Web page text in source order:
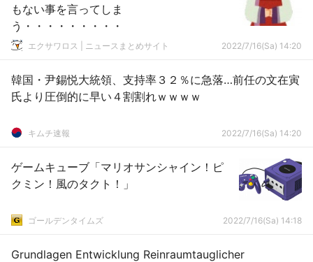
もない事を言ってしま
う・・・・・・・・・
エクサワロス | ニュースまとめサイト 2022/7/16(Sa) 14:20
韓国・尹錫悦大統領、支持率３２％に急落…前任の文在寅
氏より圧倒的に早い４割割れｗｗｗｗ
キムチ速報 2022/7/16(Sa) 14:20
ゲームキューブ「マリオサンシャイン！ピ
クミン！風のタクト！」
ゴールデンタイムズ 2022/7/16(Sa) 14:18
Grundlagen Entwicklung Reinraumtauglicher